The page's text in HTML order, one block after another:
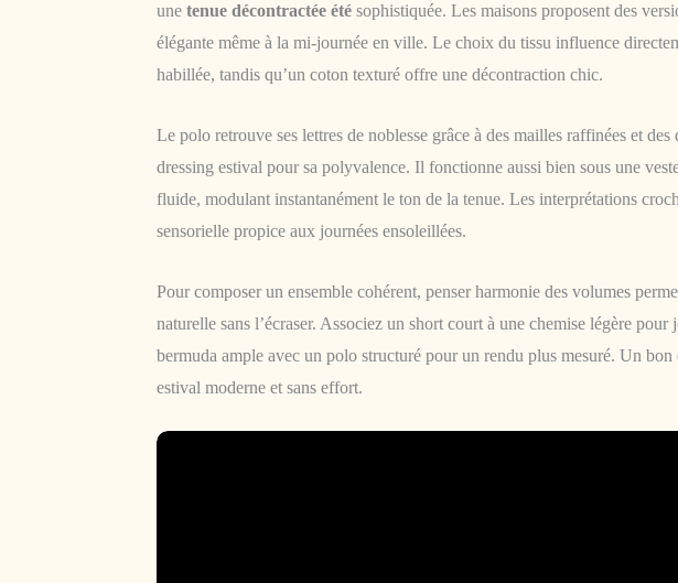
une tenue décontractée été sophistiquée. Les maisons proposent des
élégante même à la mi-journée en ville. Le choix du tissu influence
habillée, tandis qu’un coton texturé offre une décontraction chic.
Le polo retrouve ses lettres de noblesse grâce à des mailles raffinées et
dressing estival pour sa polyvalence. Il fonctionne aussi bien sous une
fluide, modulant instantanément le ton de la tenue. Les interprétations
sensorielle propice aux journées ensoleillées.
Pour composer un ensemble cohérent, penser harmonie des volumes
naturelle sans l’écraser. Associez un short court à une chemise légère
bermuda ample avec un polo structuré pour un rendu plus mesuré. Un
estival moderne et sans effort.